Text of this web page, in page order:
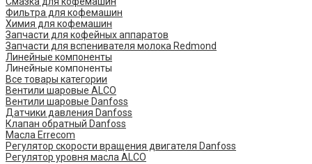
Фильтра для кофемашин
Химия для кофемашин
Запчасти для кофейных аппаратов
Запчасти для вспенивателя молока Redmond
Линейные компоненты
Линейные компоненты
Все товары категории
Вентили шаровые ALCO
Вентили шаровые Danfoss
Датчики давления Danfoss
Клапан обратный Danfoss
Масла Errecom
Регулятор скорости вращения двигателя Danfoss
Регулятор уровня масла ALCO